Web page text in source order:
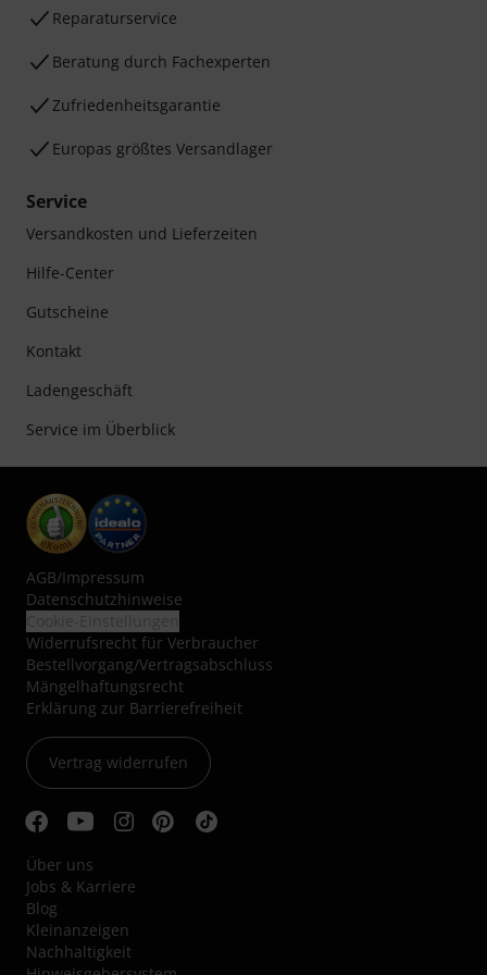
Reparaturservice
Beratung durch Fachexperten
Zufriedenheitsgarantie
Europas größtes Versandlager
Service
Versandkosten und Lieferzeiten
Hilfe-Center
Gutscheine
Kontakt
Ladengeschäft
Service im Überblick
AGB/Impressum
Datenschutzhinweise
Widerrufsrecht für Verbraucher
Bestellvorgang/Vertragsabschluss
Mängelhaftungsrecht
Erklärung zur Barrierefreiheit
Vertrag widerrufen
Über uns
Jobs & Karriere
Blog
Kleinanzeigen
Nachhaltigkeit